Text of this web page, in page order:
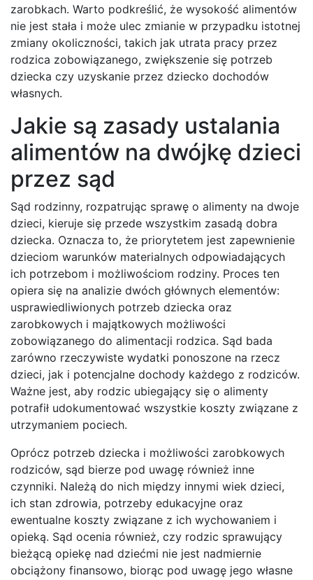
zarobkach. Warto podkreślić, że wysokość alimentów
nie jest stała i może ulec zmianie w przypadku istotnej
zmiany okoliczności, takich jak utrata pracy przez
rodzica zobowiązanego, zwiększenie się potrzeb
dziecka czy uzyskanie przez dziecko dochodów
własnych.
Jakie są zasady ustalania
alimentów na dwójkę dzieci
przez sąd
Sąd rodzinny, rozpatrując sprawę o alimenty na dwoje
dzieci, kieruje się przede wszystkim zasadą dobra
dziecka. Oznacza to, że priorytetem jest zapewnienie
dzieciom warunków materialnych odpowiadających
ich potrzebom i możliwościom rodziny. Proces ten
opiera się na analizie dwóch głównych elementów:
usprawiedliwionych potrzeb dziecka oraz
zarobkowych i majątkowych możliwości
zobowiązanego do alimentacji rodzica. Sąd bada
zarówno rzeczywiste wydatki ponoszone na rzecz
dzieci, jak i potencjalne dochody każdego z rodziców.
Ważne jest, aby rodzic ubiegający się o alimenty
potrafił udokumentować wszystkie koszty związane z
utrzymaniem pociech.
Oprócz potrzeb dziecka i możliwości zarobkowych
rodziców, sąd bierze pod uwagę również inne
czynniki. Należą do nich między innymi wiek dzieci,
ich stan zdrowia, potrzeby edukacyjne oraz
ewentualne koszty związane z ich wychowaniem i
opieką. Sąd ocenia również, czy rodzic sprawujący
bieżącą opiekę nad dziećmi nie jest nadmiernie
obciążony finansowo, biorąc pod uwagę jego własne